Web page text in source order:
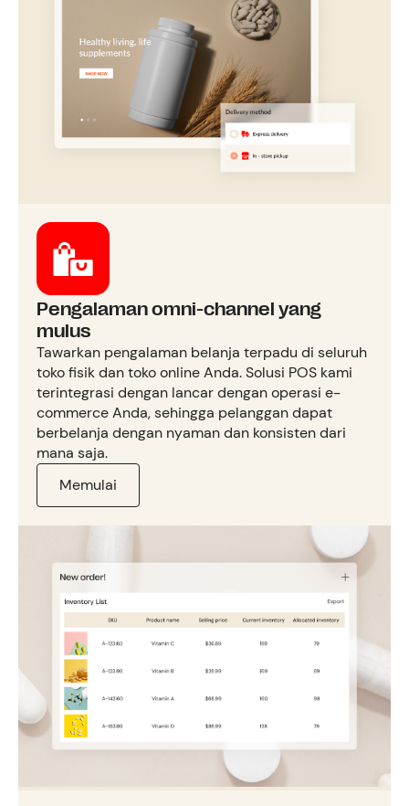
Pengalaman omni-channel yang
mulus
Tawarkan pengalaman belanja terpadu di seluruh
toko fisik dan toko online Anda. Solusi POS kami
terintegrasi dengan lancar dengan operasi e-
commerce Anda, sehingga pelanggan dapat
berbelanja dengan nyaman dan konsisten dari
mana saja.
Memulai